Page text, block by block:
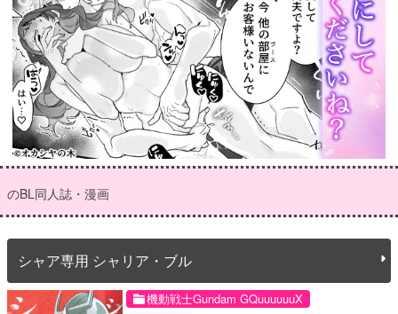
のBL同人誌・漫画
シャア専用 シャリア・ブル
機動戦士Gundam GQuuuuuuX